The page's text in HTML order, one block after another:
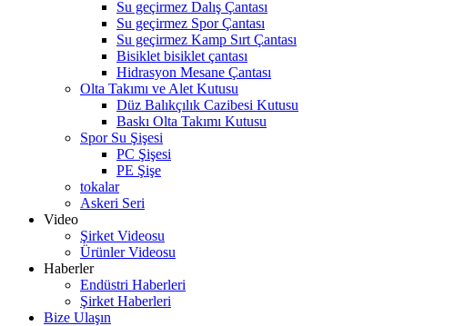
Su geçirmez Dalış Çantası
Su geçirmez Spor Çantası
Su geçirmez Kamp Sırt Çantası
Bisiklet bisiklet çantası
Hidrasyon Mesane Çantası
Olta Takımı ve Alet Kutusu
Düz Balıkçılık Cazibesi Kutusu
Baskı Olta Takımı Kutusu
Spor Su Şişesi
PC Şişesi
PE Şişe
tokalar
Askeri Seri
Video
Şirket Videosu
Ürünler Videosu
Haberler
Endüstri Haberleri
Şirket Haberleri
Bize Ulaşın